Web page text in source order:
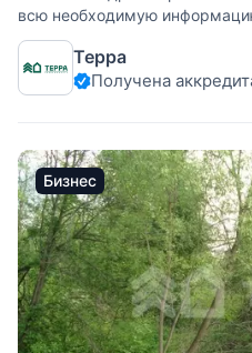
всю необходимую
Терра
Получена
Бизнес